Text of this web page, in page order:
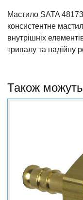
Мастило SATA
консистентне
внутрішніх
тривалу та надійну
обслуговування
терміну служби.
Також можуть